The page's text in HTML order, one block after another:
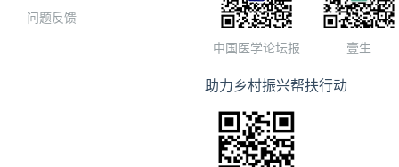
问题反馈
中国医学论坛报 壹生
助力乡村振兴帮扶行动